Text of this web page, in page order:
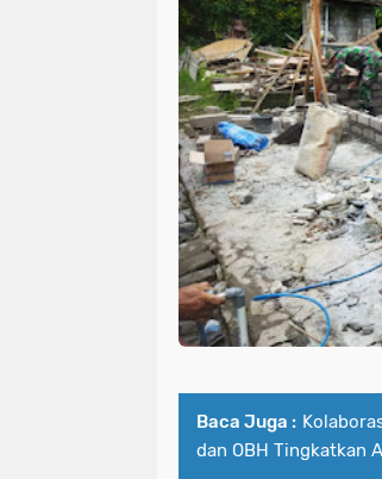
Baca Juga :
dan OBH Tingkatkan